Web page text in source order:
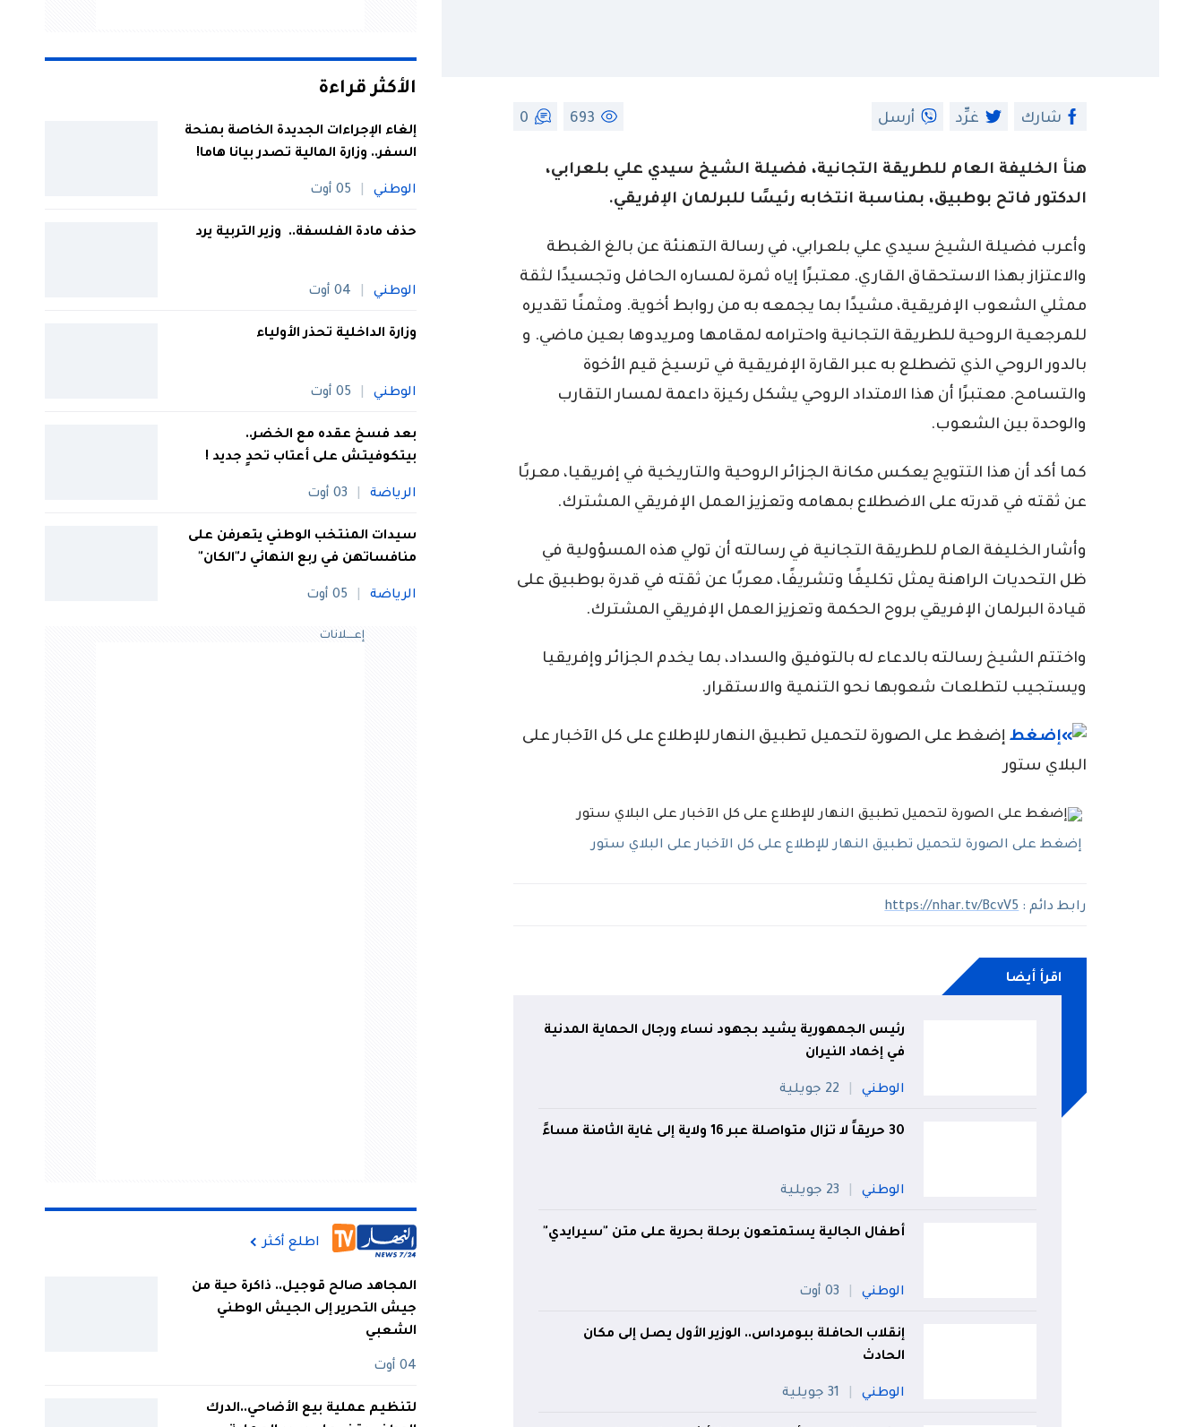
شارك غرِّد أرسل 693
0
هنأ الخليفة العام للطريقة التجانية، فضيلة الشيخ سيدي علي بلعرابي،
الدكتور فاتح بوطبيق، بمناسبة انتخابه رئيسًا للبرلمان الإفريقي.
وأعرب فضيلة الشيخ سيدي علي بلعرابي، في رسالة التهنئة عن بالغ الغبطة
والاعتزاز بهذا الاستحقاق القاري. معتبرًا إياه ثمرة لمساره الحافل وتجسيدًا لثقة
ممثلي الشعوب الإفريقية، مشيدًا بما يجمعه به من روابط أخوية. ومثمنًا تقديره
للمرجعية الروحية للطريقة التجانية واحترامه لمقامها ومريدوها بعين ماضي. و
بالدور الروحي الذي تضطلع به عبر القارة الإفريقية في ترسيخ قيم الأخوة
والتسامح. معتبرًا أن هذا الامتداد الروحي يشكل ركيزة داعمة لمسار التقارب
والوحدة بين الشعوب.
كما أكد أن هذا التتويج يعكس مكانة الجزائر الروحية والتاريخية في إفريقيا، معربًا
عن ثقته في قدرته على الاضطلاع بمهامه وتعزيز العمل الإفريقي المشترك.
وأشار الخليفة العام للطريقة التجانية في رسالته أن تولي هذه المسؤولية في
ظل التحديات الراهنة يمثل تكليفًا وتشريفًا، معربًا عن ثقته في قدرة بوطبيق على
قيادة البرلمان الإفريقي بروح الحكمة وتعزيز العمل الإفريقي المشترك.
واختتم الشيخ رسالته بالدعاء له بالتوفيق والسداد، بما يخدم الجزائر وإفريقيا
ويستجيب لتطلعات شعوبها نحو التنمية والاستقرار.
إضغط على الصورة لتحميل تطبيق النهار للإطلاع على كل الآخبار على
البلاي ستور
إضغط على الصورة لتحميل تطبيق النهار للإطلاع على كل الآخبار على البلاي ستور
رابط دائم :https://nhar.tv/BcvV5
اقرأ أيضا
رئيس الجمهورية يشيد بجهود نساء ورجال الحماية المدنية
في إخماد النيران
الوطني 22 جويلية
30 حريقاً لا تزال متواصلة عبر 16 ولاية إلى غاية الثامنة مساءً
الوطني 23 جويلية
أطفال الجالية يستمتعون برحلة بحرية على متن "سيرايدي"
الوطني 03 أوت
إنقلاب الحافلة ببومرداس.. الوزير الأول يصل إلى مكان
الحادث
الوطني 31 جويلية
الأكثر قراءة
إلغاء الإجراءات الجديدة الخاصة بمنحة
السفر.. وزارة المالية تصدر بيانا هاما!
الوطني 05 أوت
حذف مادة الفلسفة.. وزير التربية يرد
الوطني 04 أوت
وزارة الداخلية تحذر الأولياء
الوطني 05 أوت
بعد فسخ عقده مع الخضر..
بيتكوفيتش على أعتاب تحدٍ جديد !
الرياضة 03 أوت
سيدات المنتخب الوطني يتعرفن على
منافساتهن في ربع النهائي لـ"الكان"
الرياضة 05 أوت
إعــــلانات
اطلع أكثر
المجاهد صالح قوجيل.. ذاكرة حية من
جيش التحرير إلى الجيش الوطني
الشعبي
04 أوت
لتنظيم عملية بيع الأضاحي..الدرك